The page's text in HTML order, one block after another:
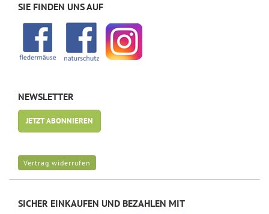
SIE FINDEN UNS AUF
NEWSLETTER
JETZT ABONNIEREN
Vertrag widerrufen
SICHER EINKAUFEN UND BEZAHLEN MIT